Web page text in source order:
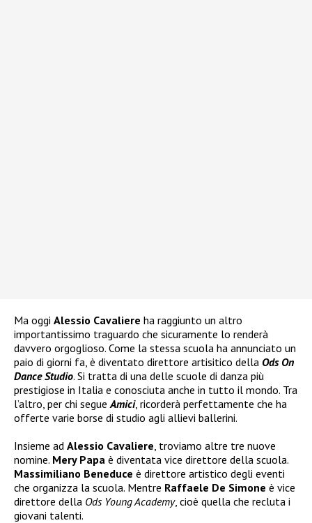
Ma oggi Alessio Cavaliere ha raggiunto un altro
importantissimo traguardo che sicuramente lo renderà
davvero orgoglioso. Come la stessa scuola ha annunciato un
paio di giorni fa, è diventato direttore artisitico della Ods On
Dance Studio. Si tratta di una delle scuole di danza più
prestigiose in Italia e conosciuta anche in tutto il mondo. Tra
l’altro, per chi segue Amici, ricorderà perfettamente che ha
offerte varie borse di studio agli allievi ballerini.
Insieme ad Alessio Cavaliere , troviamo altre tre nuove
nomine. Mery Papa è diventata vice direttore della scuola.
Massimiliano Beneduce è direttore artistico degli eventi
che organizza la scuola. Mentre Raffaele De Simone è vice
direttore della Ods Young Academy, cioè quella che recluta i
giovani talenti.